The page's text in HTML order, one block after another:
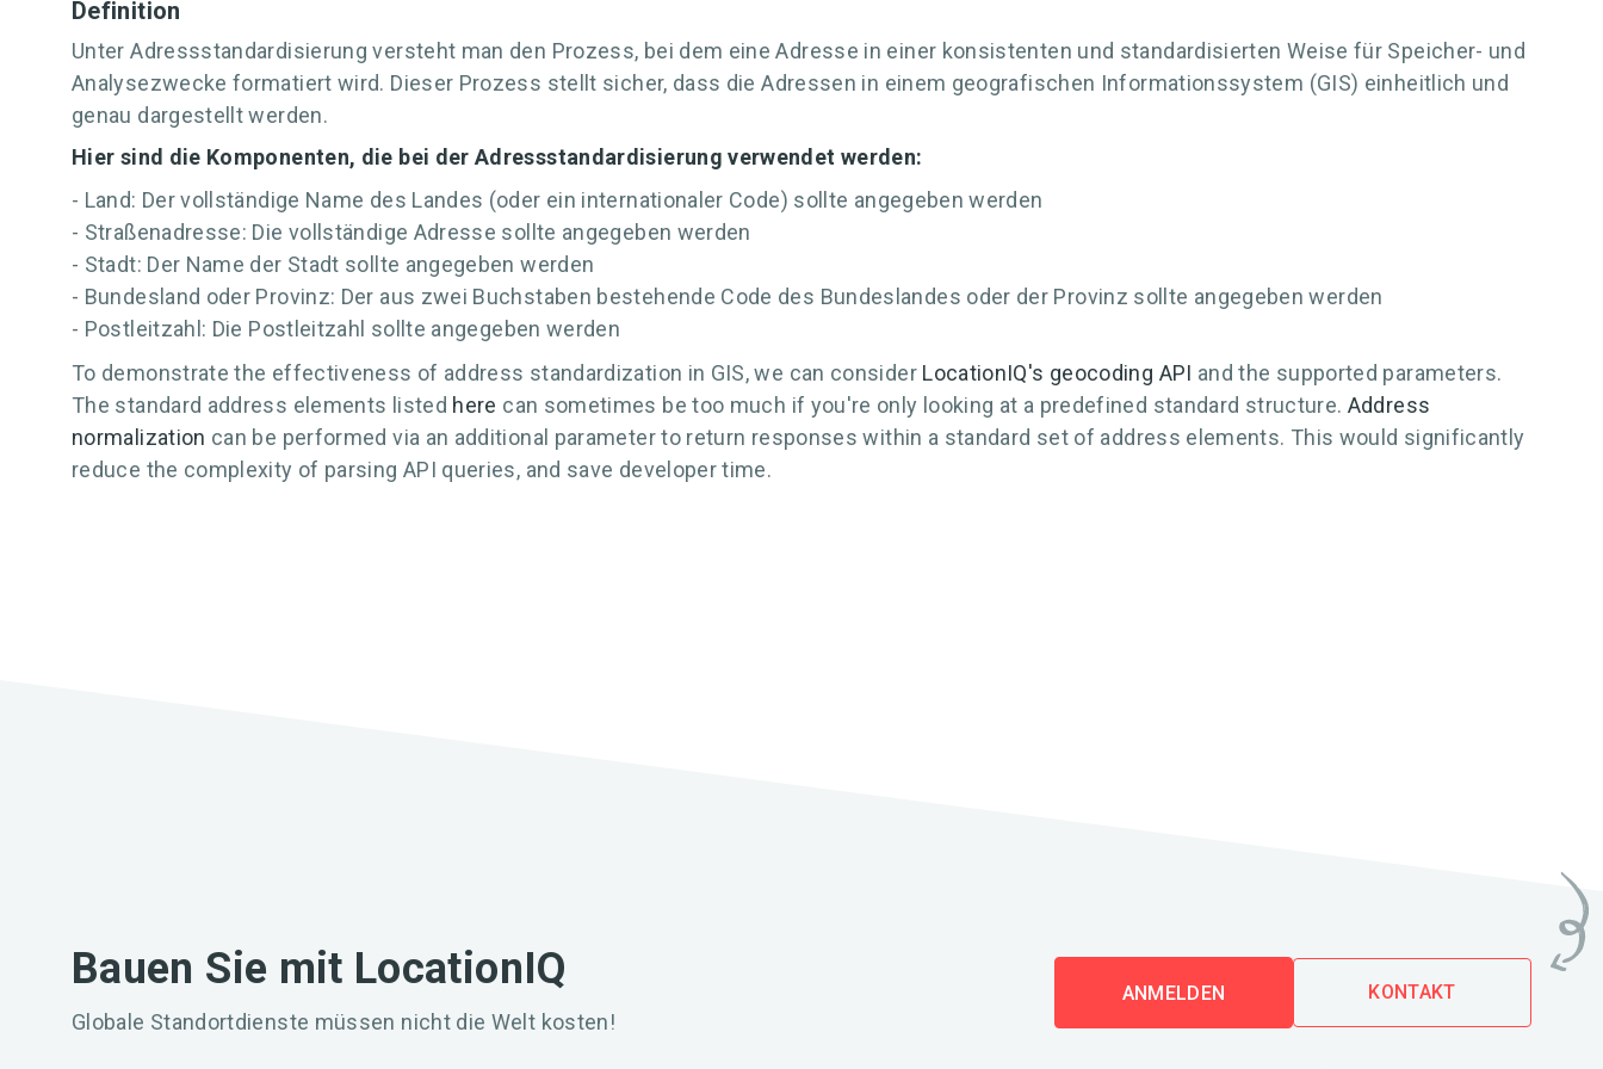
Definition
Unter Adressstandardisierung versteht man den Prozess, bei dem eine Adresse in einer konsistenten und standardisierten Weise für Speicher- und
Analysezwecke formatiert wird. Dieser Prozess stellt sicher, dass die Adressen in einem geografischen Informationssystem (GIS) einheitlich und
genau dargestellt werden.
Hier sind die Komponenten, die bei der Adressstandardisierung verwendet werden:
- Land: Der vollständige Name des Landes (oder ein internationaler Code) sollte angegeben werden
- Straßenadresse: Die vollständige Adresse sollte angegeben werden
- Stadt: Der Name der Stadt sollte angegeben werden
- Bundesland oder Provinz: Der aus zwei Buchstaben bestehende Code des Bundeslandes oder der Provinz sollte angegeben werden
- Postleitzahl: Die Postleitzahl sollte angegeben werden
To demonstrate the effectiveness of address standardization in GIS, we can consider LocationIQ's geocoding API and the supported parameters.
The standard address elements listed here can sometimes be too much if you're only looking at a predefined standard structure. Address
normalization can be performed via an additional parameter to return responses within a standard set of address elements. This would significantly
reduce the complexity of parsing API queries, and save developer time.
Bauen Sie mit LocationIQ
Globale Standortdienste müssen nicht die Welt kosten!
ANMELDEN KONTAKT